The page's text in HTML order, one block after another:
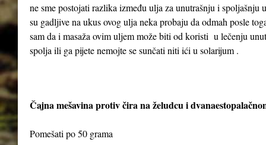
ne sme postojati razlika između ulja za unutrašnju i spoljašnju
su gadljive na ukus ovog ulja neka probaju da odmah posle
sam da i masaža ovim uljem može biti od koristi u lečenju
spolja ili ga pijete nemojte se sunčati niti ići u solarijum .
Čajna mešavina protiv čira na želudcu i
Pomešati po 50 grama